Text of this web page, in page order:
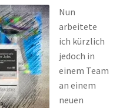
Nun
arbeitete
ich kürzlich
jedoch in
einem Team
an einem
neuen